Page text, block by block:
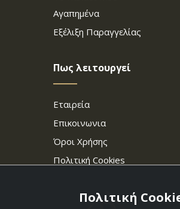
Αγαπημένα
Εξέλιξη Παραγγελίας
Πως λειτουργεί
Εταιρεία
Επικοινωνια
Όροι Χρήσης
Πολιτική Cookies
Πολιτική